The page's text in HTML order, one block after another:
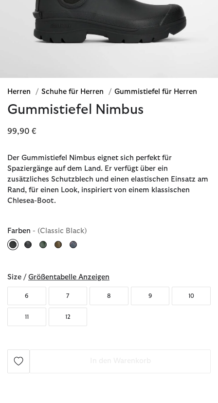
Herren / Schuhe für Herren / Gummistiefel für Herren
Gummistiefel Nimbus
99,90 €
Der Gummistiefel Nimbus eignet sich perfekt für
Spaziergänge auf dem Land. Er verfügt über ein
zusätzliches Schutzblech und einen elastischen Einsatz am
Rand, für einen Look, inspiriert von einem klassischen
Chlesea-Boot.
Farben - (Classic Black)
Size / Größentabelle Anzeigen
6 7 8 9 10
11 12